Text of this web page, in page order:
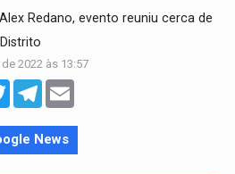
Redano, evento reuniu cerca de
2022 às 13:57
TwitterTelegram
News